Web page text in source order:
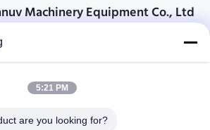
Machinery Equipment Co., Ltd
Osmanuv मशीनरी उपकरण कं, लिमिटेड
लियू चोंग वी, वानजियांग, डोंगगुआन, ग्वांगडोंग, चीन
86-769 -88125248
5:21 PM
are you looking for?